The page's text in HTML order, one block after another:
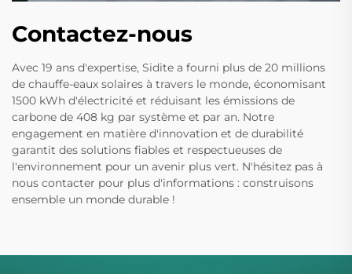
Contactez-nous
Avec 19 ans d'expertise, Sidite a fourni plus de 20 millions
de chauffe-eaux solaires à travers le monde, économisant
1500 kWh d'électricité et réduisant les émissions de
carbone de 408 kg par système et par an. Notre
engagement en matière d'innovation et de durabilité
garantit des solutions fiables et respectueuses de
l'environnement pour un avenir plus vert. N'hésitez pas à
nous contacter pour plus d'informations : construisons
ensemble un monde durable !